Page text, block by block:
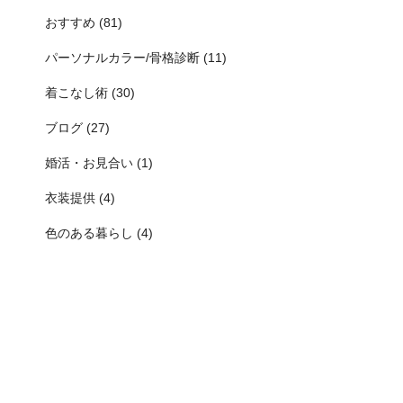
おすすめ (81)
パーソナルカラー/骨格診断 (11)
着こなし術 (30)
ブログ (27)
婚活・お見合い (1)
衣装提供 (4)
色のある暮らし (4)